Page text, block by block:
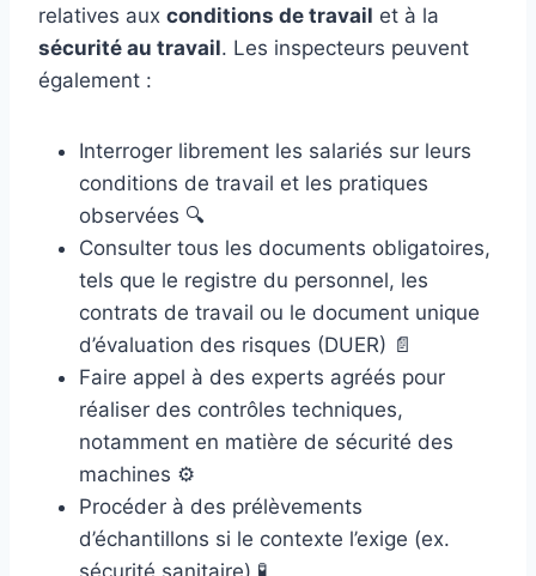
relatives aux conditions de travail et à la
sécurité au travail. Les inspecteurs peuvent
également :
Interroger librement les salariés sur leurs
conditions de travail et les pratiques
observées 🔍
Consulter tous les documents obligatoires,
tels que le registre du personnel, les
contrats de travail ou le document unique
d’évaluation des risques (DUER) 📄
Faire appel à des experts agréés pour
réaliser des contrôles techniques,
notamment en matière de sécurité des
machines ⚙️
Procéder à des prélèvements
d’échantillons si le contexte l’exige (ex.
sécurité sanitaire) 🧪